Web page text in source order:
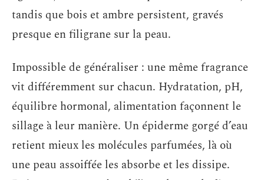
tandis que bois et ambre persistent, gravés
presque en filigrane sur la peau.
Impossible de généraliser : une même fragrance
vit différemment sur chacun. Hydratation, pH,
équilibre hormonal, alimentation façonnent le
sillage à leur manière. Un épiderme gorgé d’eau
retient mieux les molécules parfumées, là où
une peau assoiffée les absorbe et les dissipe.